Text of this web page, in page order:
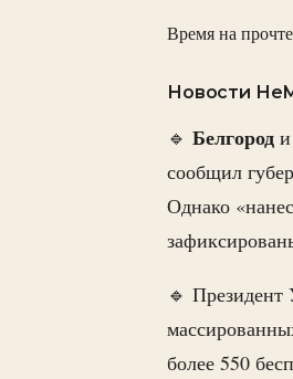
Время на
Новости
🔹 Белгород и
сообщил
Однако
🔹
более 550